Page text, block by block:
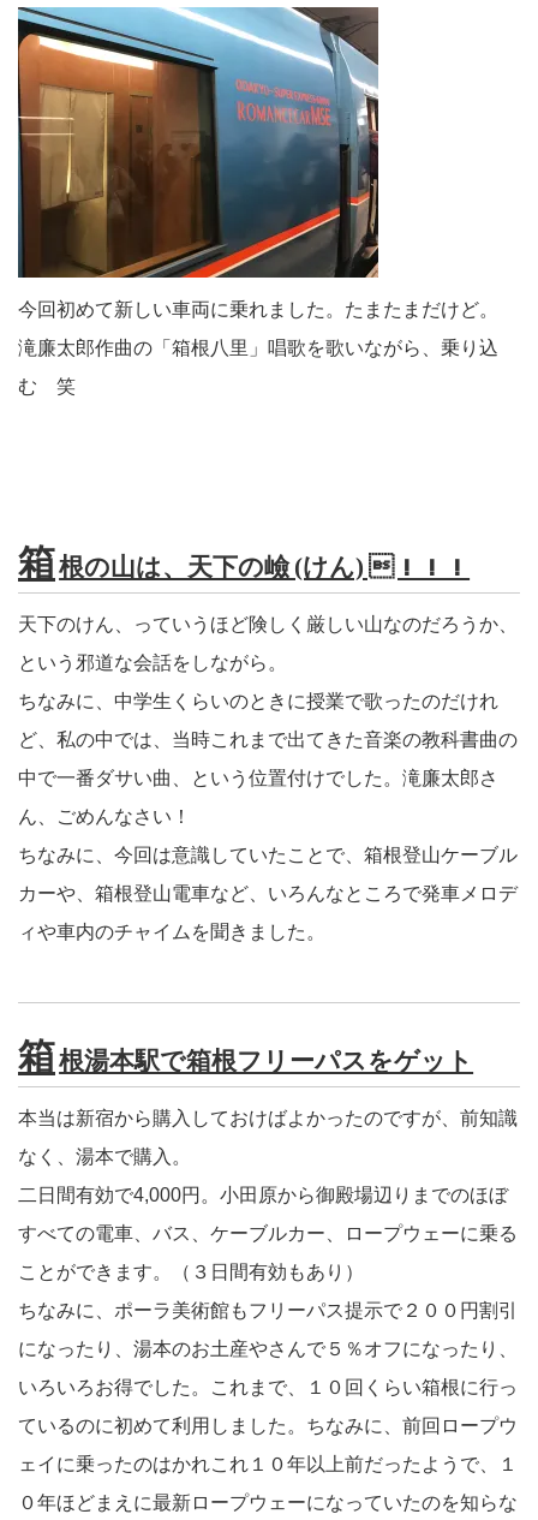
今回初めて新しい車両に乗れました。たまたまだけど。
滝廉太郎作曲の「箱根八里」唱歌を歌いながら、乗り込
む 笑
箱根の山は、天下の嶮 (けん) ！！！
天下のけん、っていうほど険しく厳しい山なのだろうか、
という邪道な会話をしながら。
ちなみに、中学生くらいのときに授業で歌ったのだけれ
ど、私の中では、当時これまで出てきた音楽の教科書曲の
中で一番ダサい曲、という位置付けでした。滝廉太郎さ
ん、ごめんなさい！
ちなみに、今回は意識していたことで、箱根登山ケーブル
カーや、箱根登山電車など、いろんなところで発車メロデ
ィや車内のチャイムを聞きました。
箱根湯本駅で箱根フリーパスをゲット
本当は新宿から購入しておけばよかったのですが、前知識
なく、湯本で購入。
二日間有効で4,000円。小田原から御殿場辺りまでのほぼ
すべての電車、バス、ケーブルカー、ロープウェーに乗る
ことができます。（３日間有効もあり）
ちなみに、ポーラ美術館もフリーパス提示で２００円割引
になったり、湯本のお土産やさんで５％オフになったり、
いろいろお得でした。これまで、１０回くらい箱根に行っ
ているのに初めて利用しました。ちなみに、前回ロープウ
ェイに乗ったのはかれこれ１０年以上前だったようで、１
０年ほどまえに最新ロープウェーになっていたのを知らな